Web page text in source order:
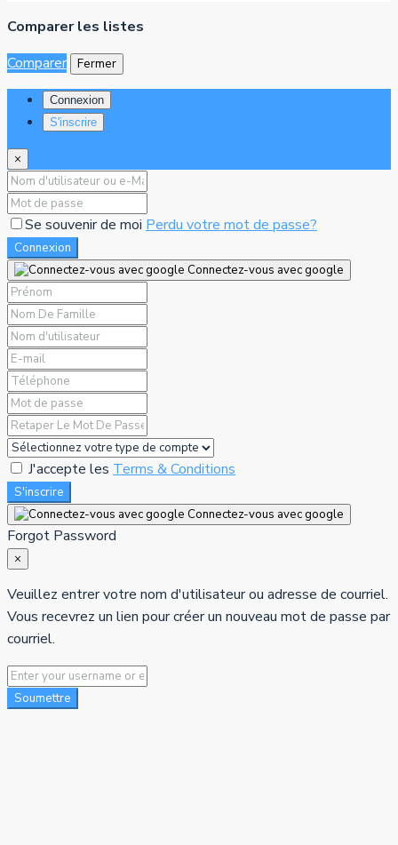
Comparer les listes
Comparer
Fermer
Connexion
S'inscrire
×
Se souvenir de moi Perdu votre mot de passe?
Connexion
Connectez-vous avec google
J'accepte les Terms & Conditions
S'inscrire
Connectez-vous avec google
Forgot Password
×
Veuillez entrer votre nom d'utilisateur ou adresse de courriel.
Vous recevrez un lien pour créer un nouveau mot de passe par
courriel.
Soumettre